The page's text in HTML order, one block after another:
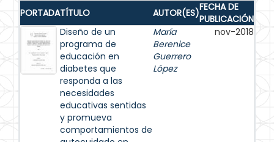
PORTADATÍTULO AUTOR(ES)FECHA DE
PUBLICACIÓN
Diseño de un
programa de
educación en
diabetes que
responda a las
necesidades
educativas sentidas
y promueva
comportamientos de
María
Berenice
Guerrero
López
nov-2018